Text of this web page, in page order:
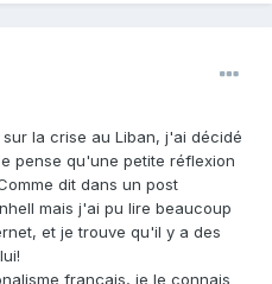
la crise au Liban, j'ai décidé
pense qu'une petite réflexion
dit dans un post
mais j'ai pu lire beaucoup
et je trouve qu'il y a des
français, je le connais